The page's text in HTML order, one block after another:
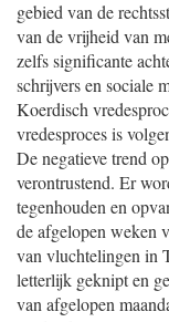
gebied van de
van de vrijheid van
zelfs significante
schrijvers en sociale
Koerdisch
vredesproces is
De negatieve trend
verontrustend. Er
tegenhouden en
de afgelopen weken
van vluchtelingen in
letterlijk geknipt en
van afgelopen